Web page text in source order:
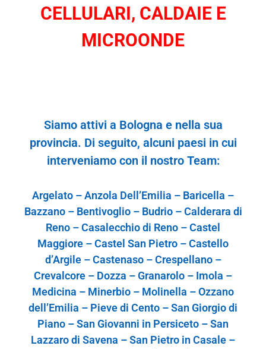
CELLULARI, CALDAIE E
MICROONDE
Siamo attivi a Bologna e nella sua
provincia. Di seguito, alcuni paesi in cui
interveniamo con il nostro Team:
Argelato – Anzola Dell’Emilia – Baricella –
Bazzano – Bentivoglio – Budrio – Calderara di
Reno – Casalecchio di Reno – Castel
Maggiore – Castel San Pietro – Castello
d’Argile – Castenaso – Crespellano –
Crevalcore – Dozza – Granarolo – Imola –
Medicina – Minerbio – Molinella – Ozzano
dell’Emilia – Pieve di Cento – San Giorgio di
Piano – San Giovanni in Persiceto – San
Lazzaro di Savena – San Pietro in Casale –